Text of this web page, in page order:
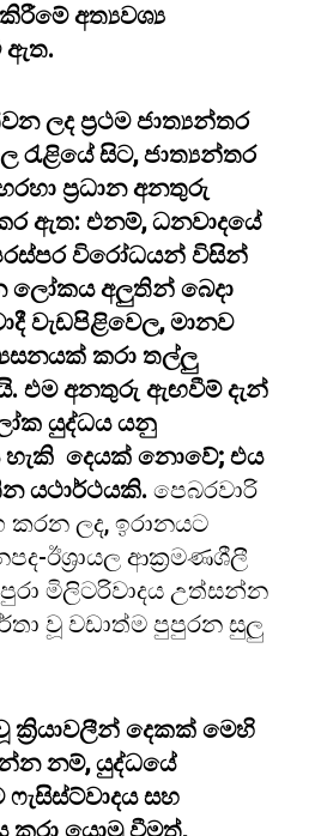
අත්‍යවශ්‍ය
ඇත.
ලද ප්‍රථම ජාත්‍යන්තර
රැළියේ සිට, ජාත්‍යන්තර
ප්‍රධාන අනතුරු
ඇත: එනම්, ධනවාදයේ
විරෝධයන් විසින්
අලුතින් බෙදා
වැඩපිළිවෙල, මානව
කරා තල්ලු
එම අනතුරු ඇඟවීම් දැන්
යුද්ධය යනු
හැකි දෙයක් නොවේ; එය
යථාර්ථයකි. පෙබරවාරි
කරන ලද, ඉරානයට
ඊශ්‍රායල ආක්‍රමණශීලී
මිලිටරිවාදය උත්සන්න
වූ වඩාත්ම පුපුරන සුලු
දෙකක් මෙහි
නම්, යුද්ධයේ
සහ
කරා යොමු වීමත්,